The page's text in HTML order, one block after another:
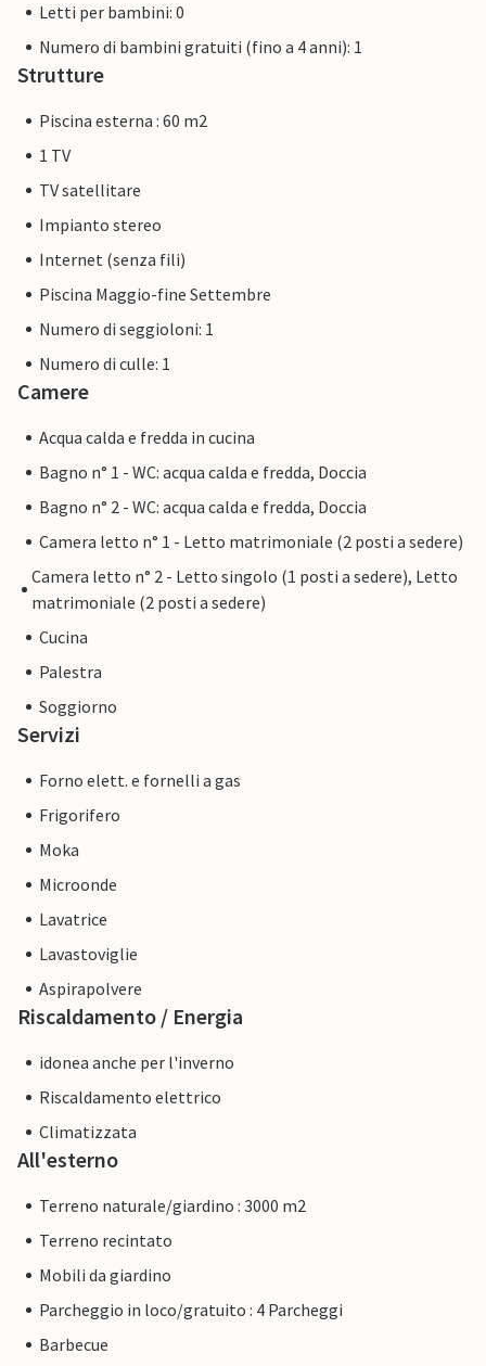
Letti per bambini: 0
Numero di bambini gratuiti (fino a 4 anni): 1
Strutture
Piscina esterna : 60 m2
1 TV
TV satellitare
Impianto stereo
Internet (senza fili)
Piscina Maggio-fine Settembre
Numero di seggioloni: 1
Numero di culle: 1
Camere
Acqua calda e fredda in cucina
Bagno n° 1 - WC: acqua calda e fredda, Doccia
Bagno n° 2 - WC: acqua calda e fredda, Doccia
Camera letto n° 1 - Letto matrimoniale (2 posti a sedere)
Camera letto n° 2 - Letto singolo (1 posti a sedere), Letto
matrimoniale (2 posti a sedere)
Cucina
Palestra
Soggiorno
Servizi
Forno elett. e fornelli a gas
Frigorifero
Moka
Microonde
Lavatrice
Lavastoviglie
Aspirapolvere
Riscaldamento / Energia
idonea anche per l'inverno
Riscaldamento elettrico
Climatizzata
All'esterno
Terreno naturale/giardino : 3000 m2
Terreno recintato
Mobili da giardino
Parcheggio in loco/gratuito : 4 Parcheggi
Barbecue